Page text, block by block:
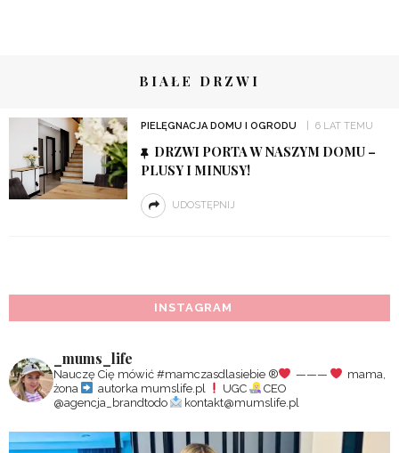
BIAŁE DRZWI
PIELĘGNACJA DOMU I OGRODU 6 LAT TEMU
DRZWI PORTA W NASZYM DOMU –
PLUSY I MINUSY!
UDOSTĘPNIJ
INSTAGRAM
_mums_life
Nauczę Cię mówić #mamczasdlasiebie ®️ ———
mama,
żona
autorka mumslife.pl UGC
CEO
@agencja_brandtodo
kontakt@mumslife.pl